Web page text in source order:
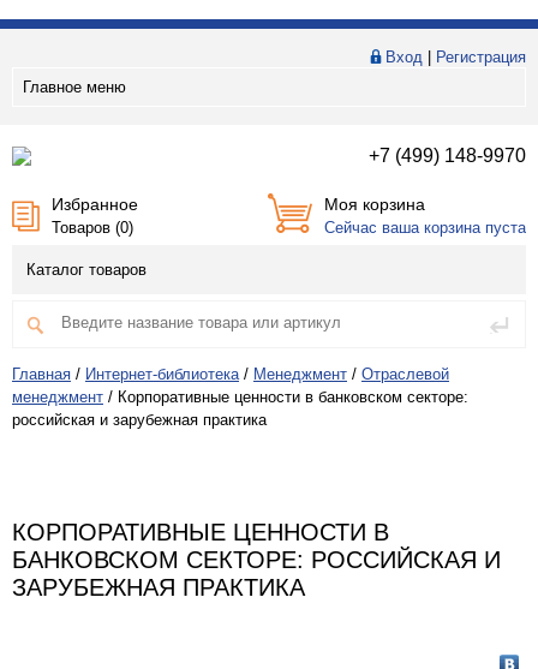
Вход
Регистрация
Главное меню
+7 (499) 148-9970
Избранное
Товаров (0)
Моя корзина
Сейчас ваша корзина пуста
Каталог товаров
Главная / Интернет-библиотека / Менеджмент / Отраслевой
менеджмент / Корпоративные ценности в банковском секторе:
российская и зарубежная практика
КОРПОРАТИВНЫЕ ЦЕННОСТИ В
БАНКОВСКОМ СЕКТОРЕ: РОССИЙСКАЯ И
ЗАРУБЕЖНАЯ ПРАКТИКА